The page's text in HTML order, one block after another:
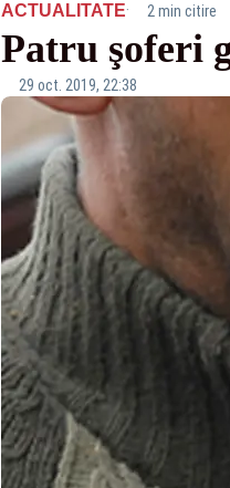
ACTUALITATE· 2 min citire
Patru şoferi
29 oct. 2019, 22:38